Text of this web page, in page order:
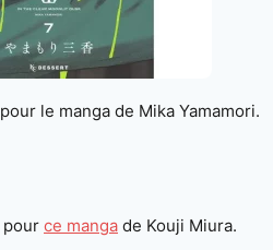
pour le manga de Mika Yamamori.
pour ce manga de Kouji Miura.